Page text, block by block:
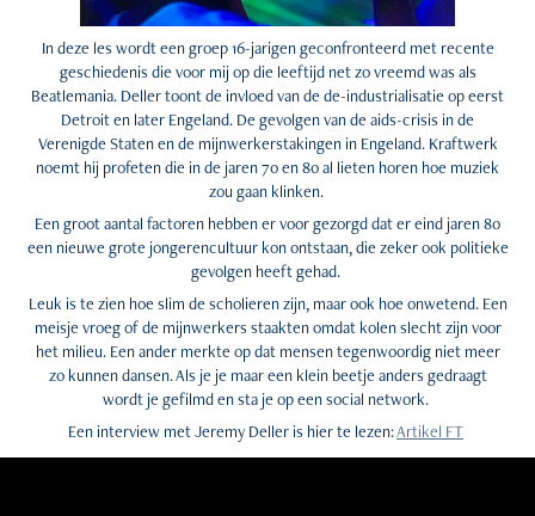
In deze les wordt een groep 16-jarigen geconfronteerd met recente
geschiedenis die voor mij op die leeftijd net zo vreemd was als
Beatlemania. Deller toont de invloed van de de-industrialisatie op eerst
Detroit en later Engeland. De gevolgen van de aids-crisis in de
Verenigde Staten en de mijnwerkerstakingen in Engeland. Kraftwerk
noemt hij profeten die in de jaren 70 en 80 al lieten horen hoe muziek
zou gaan klinken.
Een groot aantal factoren hebben er voor gezorgd dat er eind jaren 80
een nieuwe grote jongerencultuur kon ontstaan, die zeker ook politieke
gevolgen heeft gehad.
Leuk is te zien hoe slim de scholieren zijn, maar ook hoe onwetend. Een
meisje vroeg of de mijnwerkers staakten omdat kolen slecht zijn voor
het milieu. Een ander merkte op dat mensen tegenwoordig niet meer
zo kunnen dansen. Als je je maar een klein beetje anders gedraagt
wordt je gefilmd en sta je op een social network.
Een interview met Jeremy Deller is hier te lezen:Artikel FT